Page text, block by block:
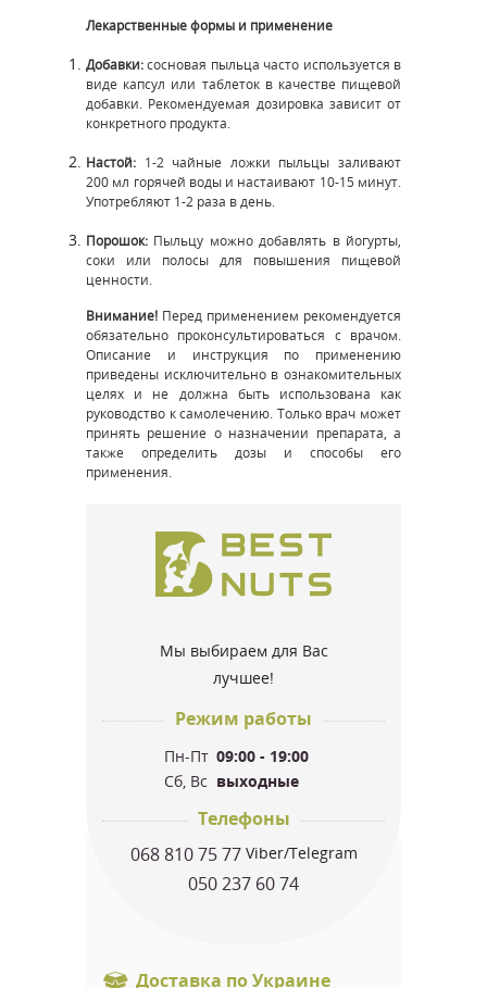
Лекарственные формы и применение
Добавки:сосновая пыльца часто используется в
виде капсул или таблеток в качестве пищевой
добавки. Рекомендуемая дозировка зависит от
конкретного продукта.
Настой: 1-2 чайные ложки пыльцы заливают
200 мл горячей воды и настаивают 10-15 минут.
Употребляют 1-2 раза в день.
Порошок: Пыльцу можно добавлять в йогурты,
соки или полосы для повышения пищевой
ценности.
Внимание! Перед применением рекомендуется
обязательно проконсультироваться с врачом.
Описание и инструкция по применению
приведены исключительно в ознакомительных
целях и не должна быть использована как
руководство к самолечению. Только врач может
принять решение о назначении препарата, а
также определить дозы и способы его
применения.
Мы выбираем для Вас
лучшее!
Режим работы
Пн-Пт 09:00 - 19:00
Сб, Вс выходные
Телефоны
068 810 75 77Viber/Telegram
050 237 60 74
Доставка по Украине